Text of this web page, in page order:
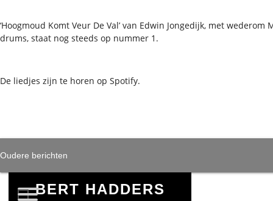
‘Hoogmoud Komt Veur De Val’ van Edwin Jongedijk, met wederom
drums, staat nog steeds op nummer 1.
De liedjes zijn te horen op Spotify.
Oudere berichten